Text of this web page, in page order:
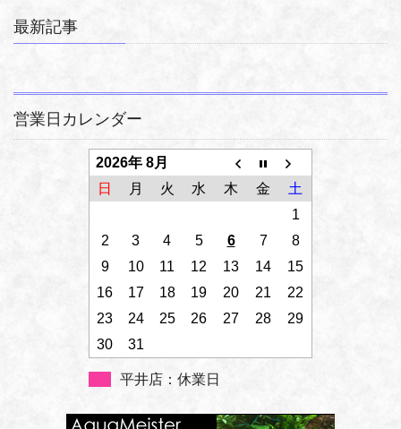
最新記事
営業日カレンダー
2026年 8月
日
月 火 水 木 金
土
1
2
3 4 5 6 7
8
9
10 11 12 13 14
15
16
17 18 19 20 21
22
23
24 25 26 27 28
29
30
31
平井店：休業日